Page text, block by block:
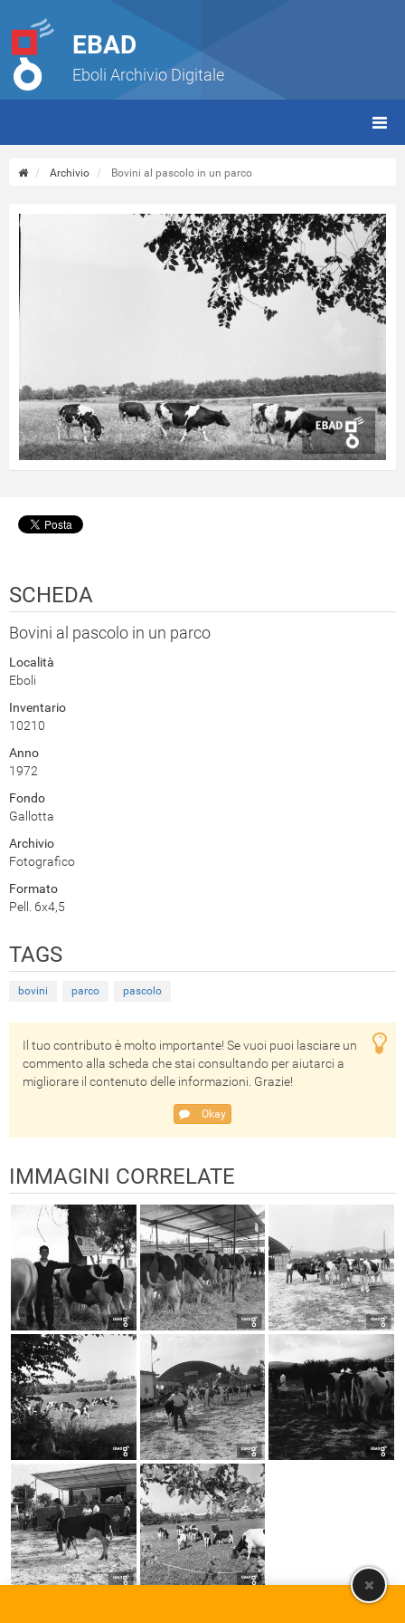
EBAD
Eboli Archivio Digitale
Archivio Bovini al pascolo in un parco
SCHEDA
Bovini al pascolo in un parco
Località
Eboli
Inventario
10210
Anno
1972
Fondo
Gallotta
Archivio
Fotografico
Formato
Pell. 6x4,5
TAGS
bovini parco pascolo
Il tuo contributo è molto importante! Se vuoi puoi lasciare un
commento alla scheda che stai consultando per aiutarci a
migliorare il contenuto delle informazioni. Grazie!
Okay
IMMAGINI CORRELATE